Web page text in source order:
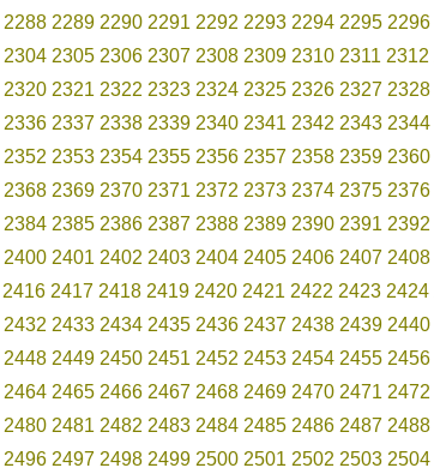
2288 2289 2290 2291 2292 2293 2294 2295 2296
2304 2305 2306 2307 2308 2309 2310 2311 2312
2320 2321 2322 2323 2324 2325 2326 2327 2328
2336 2337 2338 2339 2340 2341 2342 2343 2344
2352 2353 2354 2355 2356 2357 2358 2359 2360
2368 2369 2370 2371 2372 2373 2374 2375 2376
2384 2385 2386 2387 2388 2389 2390 2391 2392
2400 2401 2402 2403 2404 2405 2406 2407 2408
2416 2417 2418 2419 2420 2421 2422 2423 2424
2432 2433 2434 2435 2436 2437 2438 2439 2440
2448 2449 2450 2451 2452 2453 2454 2455 2456
2464 2465 2466 2467 2468 2469 2470 2471 2472
2480 2481 2482 2483 2484 2485 2486 2487 2488
2496 2497 2498 2499 2500 2501 2502 2503 2504